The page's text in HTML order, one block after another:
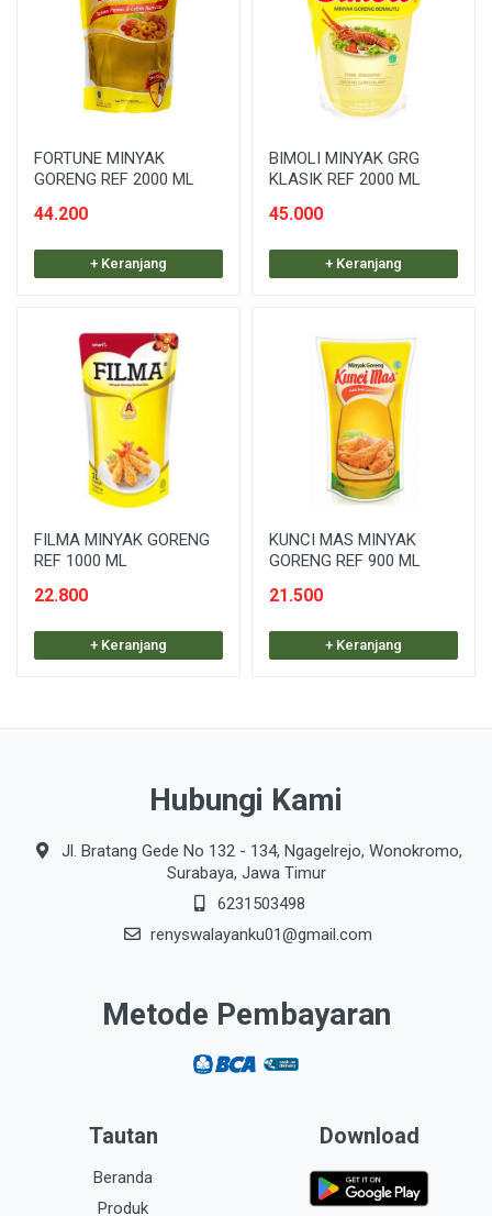
FORTUNE MINYAK
GORENG REF 2000 ML
44.200
+ Keranjang
BIMOLI MINYAK GRG
KLASIK REF 2000 ML
45.000
+ Keranjang
FILMA MINYAK GORENG
REF 1000 ML
22.800
+ Keranjang
KUNCI MAS MINYAK
GORENG REF 900 ML
21.500
+ Keranjang
Hubungi Kami
Jl. Bratang Gede No 132 - 134, Ngagelrejo, Wonokromo,
Surabaya, Jawa Timur
6231503498
renyswalayanku01@gmail.com
Metode Pembayaran
Tautan
Beranda
Produk
Download